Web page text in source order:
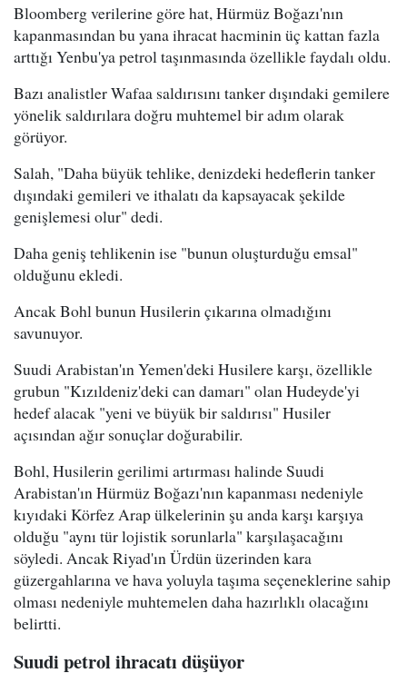
Bloomberg verilerine göre hat, Hürmüz Boğazı'nın
kapanmasından bu yana ihracat hacminin üç kattan fazla
arttığı Yenbu'ya petrol taşınmasında özellikle faydalı oldu.
Bazı analistler Wafaa saldırısını tanker dışındaki gemilere
yönelik saldırılara doğru muhtemel bir adım olarak
görüyor.
Salah, "Daha büyük tehlike, denizdeki hedeflerin tanker
dışındaki gemileri ve ithalatı da kapsayacak şekilde
genişlemesi olur" dedi.
Daha geniş tehlikenin ise "bunun oluşturduğu emsal"
olduğunu ekledi.
Ancak Bohl bunun Husilerin çıkarına olmadığını
savunuyor.
Suudi Arabistan'ın Yemen'deki Husilere karşı, özellikle
grubun "Kızıldeniz'deki can damarı" olan Hudeyde'yi
hedef alacak "yeni ve büyük bir saldırısı" Husiler
açısından ağır sonuçlar doğurabilir.
Bohl, Husilerin gerilimi artırması halinde Suudi
Arabistan'ın Hürmüz Boğazı'nın kapanması nedeniyle
kıyıdaki Körfez Arap ülkelerinin şu anda karşı karşıya
olduğu "aynı tür lojistik sorunlarla" karşılaşacağını
söyledi. Ancak Riyad'ın Ürdün üzerinden kara
güzergahlarına ve hava yoluyla taşıma seçeneklerine sahip
olması nedeniyle muhtemelen daha hazırlıklı olacağını
belirtti.
Suudi petrol ihracatı düşüyor